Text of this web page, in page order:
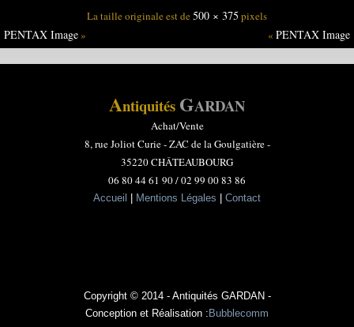
La taille originale est de 500 × 375 pixels
PENTAX Image» « PENTAX Image
Antiquités GARDAN
Achat/Vente
8, rue Joliot Curie -ZAC de la Goulgatière -
35220 CHÂTEAUBOURG
06 80 44 61 90 / 02 99 00 83 86
Accueil Mentions Légales Contact
Copyright © 2014 - Antiquités GARDAN -
Conception et Réalisation : Bubblecomm